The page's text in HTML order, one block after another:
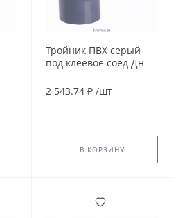
Тройник ПВХ серый
под клеевое соед Дн
напорный Aquaviva
2 543.74 ₽ /шт
В КОРЗИНУ